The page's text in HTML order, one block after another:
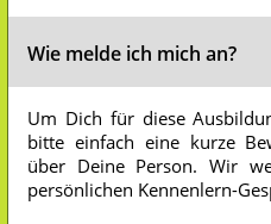
Wie melde ich mich an?
Um Dich für diese
bitte einfach eine kurze
über Deine Person. Wir
persönlichen Kennenlern-